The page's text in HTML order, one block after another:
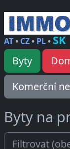
AT• CZ• PL• SK
Byty
Komerční
Byty na